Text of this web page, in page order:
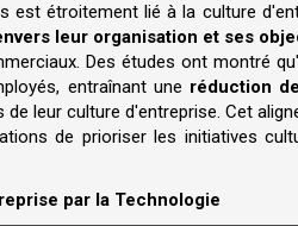
est étroitement lié à la culture
leur organisation et ses
Des études ont montré
entraînant une réduction
leur culture d'entreprise. Cet
de prioriser les initiatives
par la Technologie